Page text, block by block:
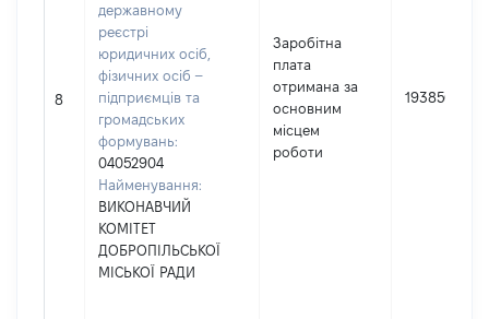
8
державному
реєстрі
юридичних осіб,
фізичних осіб –
підприємців та
громадських
формувань:
04052904
Найменування:
ВИКОНАВЧИЙ
КОМІТЕТ
ДОБРОПІЛЬСЬКОЇ
МІСЬКОЇ РАДИ
Заробітна
плата
отримана за
основним
місцем
роботи
193856